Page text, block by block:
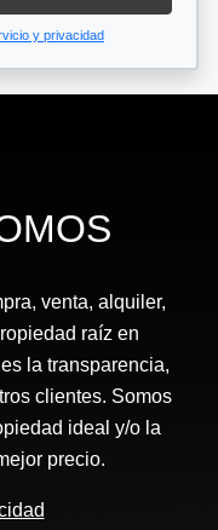
y privacidad
venta, alquiler,
raíz en
la transparencia,
clientes. Somos
ideal y/o la
precio.